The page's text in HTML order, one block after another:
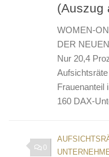
(Auszug
WOMEN-
DER
Nur 20,4
Frauenanteil
160 DAX-
0